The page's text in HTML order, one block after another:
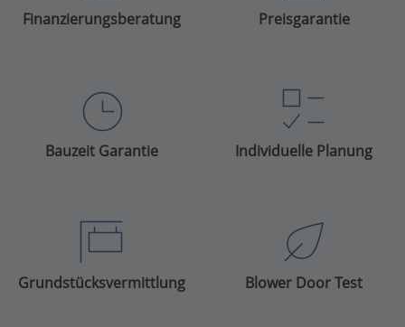
Finanzierungsberatung Preisgarantie
Bauzeit Garantie Individuelle Planung
Grundstücksvermittlung Blower Door Test